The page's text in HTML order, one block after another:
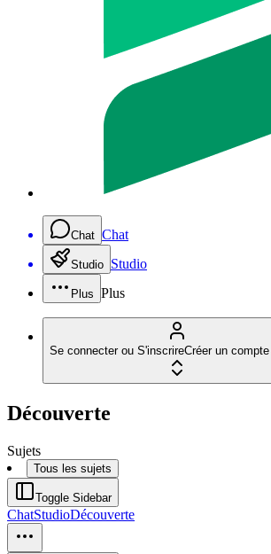
Chat Chat
Studio Studio
Plus Plus
Se connecter ou S'inscrireCréer un
Découverte
Sujets
Tous les sujets
Toggle Sidebar
ChatStudioDécouverte